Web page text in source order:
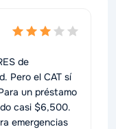
de
Pero el CAT sí
un préstamo
casi $6,500.
emergencias